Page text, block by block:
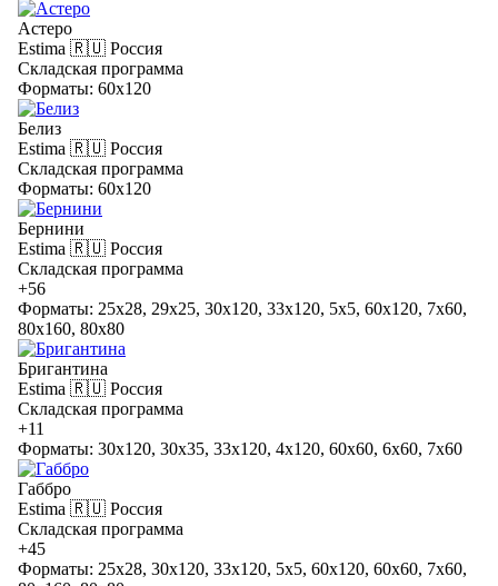
Астеро
Estima 🇷🇺 Россия
Складская программа
Форматы: 60x120
Белиз
Estima 🇷🇺 Россия
Складская программа
Форматы: 60x120
Бернини
Estima 🇷🇺 Россия
Складская программа
+56
Форматы: 25x28, 29x25, 30x120, 33x120, 5x5, 60x120, 7x60,
80x160, 80x80
Бригантина
Estima 🇷🇺 Россия
Складская программа
+11
Форматы: 30x120, 30x35, 33x120, 4x120, 60x60, 6x60, 7x60
Габбро
Estima 🇷🇺 Россия
Складская программа
+45
Форматы: 25x28, 30x120, 33x120, 5x5, 60x120, 60x60, 7x60,